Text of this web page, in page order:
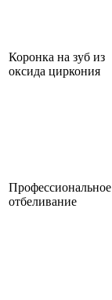
Коронка на зуб из
оксида циркония
Профессиональное
отбеливание